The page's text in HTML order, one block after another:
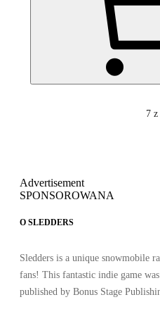
7 z
Advertisement
SPONSOROWANA
O SLEDDERS
Sledders is a unique snowmobile
fans! This fantastic indie game
published by Bonus Stage